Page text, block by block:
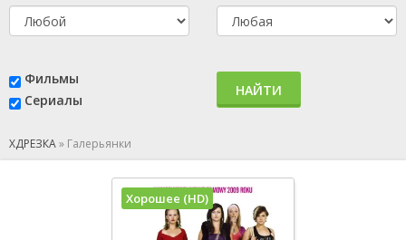
Фильмы
Сериалы
НАЙТИ
ХДРЕЗКА» Галерьянки
Хорошее (HD)